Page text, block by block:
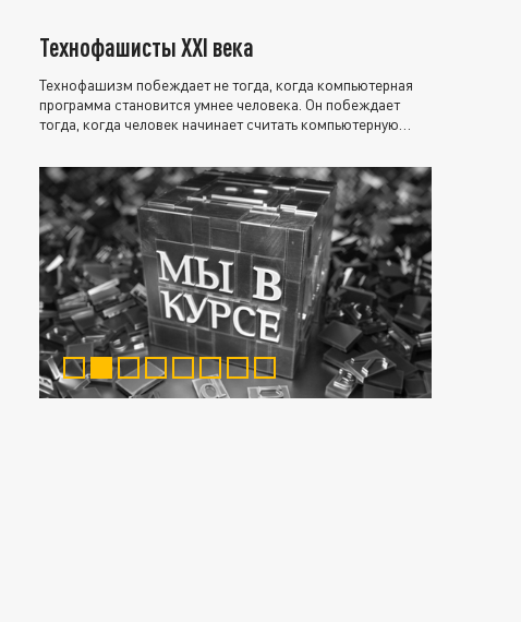
Технофашисты XXI века
Технофашизм побеждает не тогда, когда компьютерная
программа становится умнее человека. Он побеждает
тогда, когда человек начинает считать компьютерную